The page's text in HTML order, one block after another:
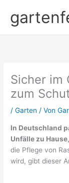
Inhalt
springen
Sicher im
zum
/Garten / Von
In Deutschland
Unfälle zu
die Pflege von
wird, gibt dieser